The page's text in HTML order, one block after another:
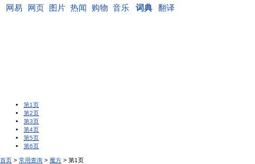
网易 网页 图片 热闻 购物 音乐 词典 翻译
第1页
第2页
第3页
第4页
第5页
第6页
首页 > 常用查询 > 魔方 > 第1页